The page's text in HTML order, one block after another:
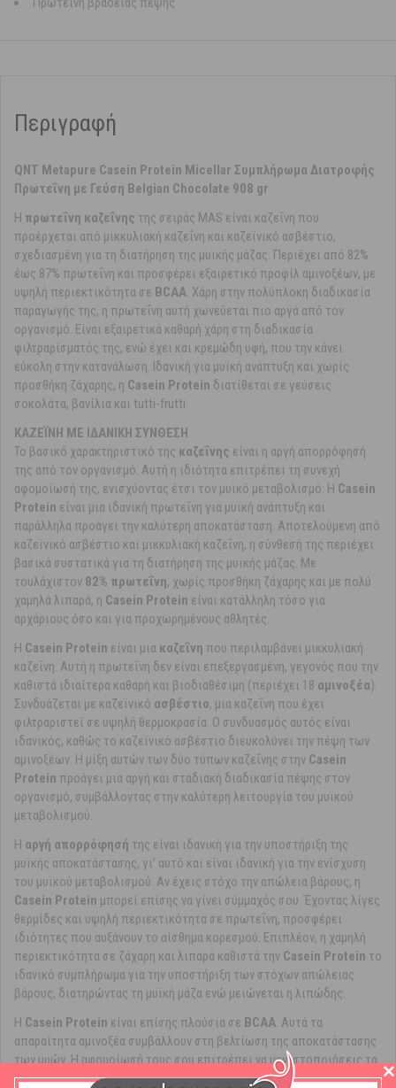
Περιγραφή
QNT Metapure Casein Protein Micellar Συμπλήρωμα Διατροφής
Πρωτεΐνη με Γεύση Belgian Chocolate 908 gr
Η πρωτεΐνη καζεΐνης της σειράς MAS είναι καζεΐνη που
προέρχεται από μικκυλιακή καζεΐνη και καζεϊνικό ασβέστιο,
σχεδιασμένη για τη διατήρηση της μυϊκής μάζας. Περιέχει από 82%
έως 87% πρωτεΐνη και προσφέρει εξαιρετικό προφίλ αμινοξέων, με
υψηλή περιεκτικότητα σε BCAA. Χάρη στην πολύπλοκη διαδικασία
παραγωγής της, η πρωτεΐνη αυτή χωνεύεται πιο αργά από τον
οργανισμό. Είναι εξαιρετικά καθαρή χάρη στη διαδικασία
φιλτραρίσματός της, ενώ έχει και κρεμώδη υφή, που την κάνει
εύκολη στην κατανάλωση. Ιδανική για μυϊκή ανάπτυξη και χωρίς
προσθήκη ζάχαρης, η Casein Protein διατίθεται σε γεύσεις
σοκολάτα, βανίλια και tutti-frutti.
ΚΑΖΕΪΝΗ ΜΕ ΙΔΑΝΙΚΗ ΣΥΝΘΕΣΗ
Το βασικό χαρακτηριστικό της καζεΐνης είναι η αργή απορρόφησή
της από τον οργανισμό. Αυτή η ιδιότητα επιτρέπει τη συνεχή
αφομοίωσή της, ενισχύοντας έτσι τον μυϊκό μεταβολισμό. Η Casein
Protein είναι μια ιδανική πρωτεΐνη για μυϊκή ανάπτυξη και
παράλληλα προάγει την καλύτερη αποκατάσταση. Αποτελούμενη από
καζεϊνικό ασβέστιο και μικκυλιακή καζεΐνη, η σύνθεσή της περιέχει
βασικά συστατικά για τη διατήρηση της μυϊκής μάζας. Με
τουλάχιστον 82% πρωτεΐνη, χωρίς προσθήκη ζάχαρης και με πολύ
χαμηλά λιπαρά, η Casein Protein είναι κατάλληλη τόσο για
αρχάριους όσο και για προχωρημένους αθλητές.
Η Casein Protein είναι μια καζεΐνη που περιλαμβάνει μικκυλιακή
καζεΐνη. Αυτή η πρωτεΐνη δεν είναι επεξεργασμένη, γεγονός που την
καθιστά ιδιαίτερα καθαρή και βιοδιαθέσιμη (περιέχει 18 αμινοξέα).
Συνδυάζεται με καζεϊνικό ασβέστιο, μια καζεΐνη που έχει
φιλτραριστεί σε υψηλή θερμοκρασία. Ο συνδυασμός αυτός είναι
ιδανικός, καθώς το καζεϊνικό ασβέστιο διευκολύνει την πέψη των
αμινοξέων. Η μίξη αυτών των δύο τύπων καζεΐνης στην Casein
Protein προάγει μια αργή και σταδιακή διαδικασία πέψης στον
οργανισμό, συμβάλλοντας στην καλύτερη λειτουργία του μυϊκού
μεταβολισμού.
Η αργή απορρόφησή της είναι ιδανική για την υποστήριξη της
μυϊκής αποκατάστασης, γι’ αυτό και είναι ιδανική για την ενίσχυση
του μυϊκού μεταβολισμού. Αν έχεις στόχο την απώλεια βάρους, η
Casein Protein μπορεί επίσης να γίνει σύμμαχός σου. Έχοντας λίγες
θερμίδες και υψηλή περιεκτικότητα σε πρωτεΐνη, προσφέρει
ιδιότητες που αυξάνουν το αίσθημα κορεσμού. Επιπλέον, η χαμηλή
περιεκτικότητα σε ζάχαρη και λιπαρά καθιστά την Casein Protein το
ιδανικό συμπλήρωμα για την υποστήριξη των στόχων απώλειας
βάρους, διατηρώντας τη μυϊκή μάζα ενώ μειώνεται η λιπώδης.
Η Casein Protein είναι επίσης πλούσια σε BCAA. Αυτά τα
απαραίτητα αμινοξέα συμβάλλουν στη βελτίωση της αποκατάστασης
των μυών. Η αφομοίωσή τους σου επιτρέπει να μεγιστοποιήσεις τα
αποτελέσματά σου, επιτρέποντας στους μύες σου να αντέχουν